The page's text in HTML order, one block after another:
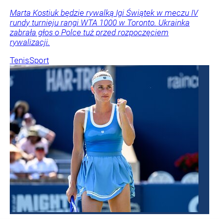
Marta Kostiuk będzie rywalką Igi Świątek w meczu IV
rundy turnieju rangi WTA 1000 w Toronto. Ukrainka
zabrała głos o Polce tuż przed rozpoczęciem
rywalizacji.
TenisSport